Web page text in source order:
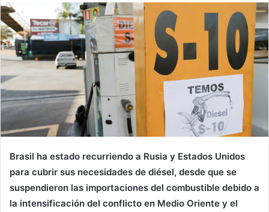
Brasil ha estado recurriendo a Rusia y Estados Unidos
para cubrir sus necesidades de diésel, desde que se
suspendieron las importaciones del combustible debido a
la intensificación del conflicto en Medio Oriente y el